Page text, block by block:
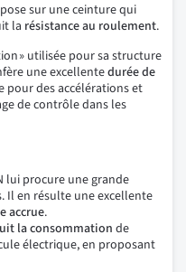
sur une ceinture qui
la résistance au roulement.
» utilisée pour sa structure
une excellentedurée de
pour des accélérations et
de contrôle dans les
lui procure une grande
en résulte une excellente
accrue.
la consommationde
électrique, en proposant